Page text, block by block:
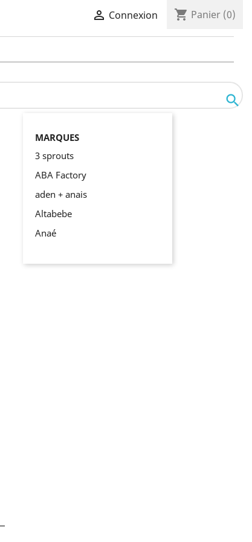
 Connexion shopping_cart Panier (0)

MARQUES
3 sprouts
ABA Factory
aden + anais
Altabebe
Anaé